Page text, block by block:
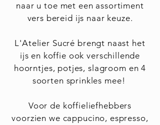
naar u toe met een assortiment
vers bereid ijs naar keuze.
L'Atelier Sucré brengt naast het
ijs en koffie ook verschillende
hoorntjes, potjes, slagroom en 4
soorten sprinkles mee!
Voor de koffieliefhebbers
voorzien we cappucino, espresso,